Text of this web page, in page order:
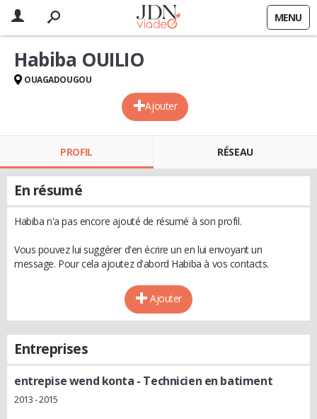
MENU
Ajouter
Habiba OUILIO
OUAGADOUGOU
PROFIL RÉSEAU
En résumé
Habiba n'a pas encore ajouté de résumé à son profil.
Vous pouvez lui suggérer d'en écrire un en lui envoyant un
message. Pour cela ajoutez d'abord Habiba à vos contacts.
Ajouter
Entreprises
entrepise wend konta - Technicien en batiment
2013 - 2015